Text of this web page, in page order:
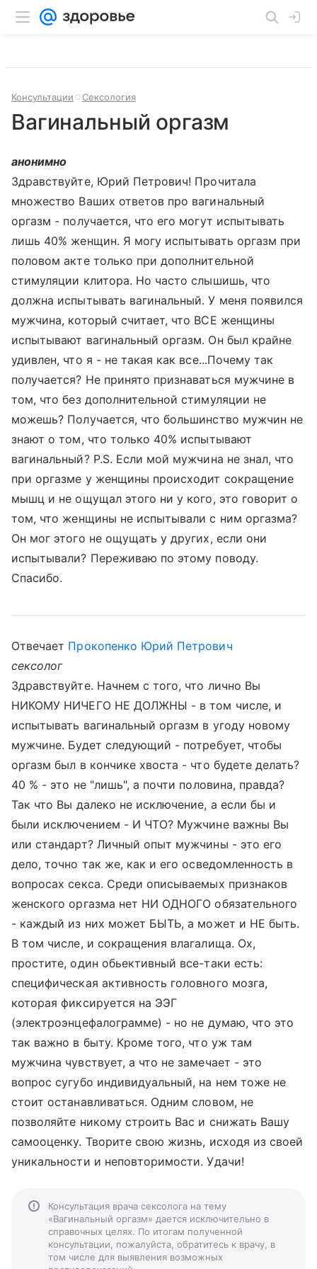
Консультации Сексология
Вагинальный оргазм
анонимно
Здравствуйте, Юрий Петрович! Прочитала
множество Ваших ответов про вагинальный
оргазм - получается, что его могут испытывать
лишь 40% женщин. Я могу испытывать оргазм при
половом акте только при дополнительной
стимуляции клитора. Но часто слышишь, что
должна испытывать вагинальный. У меня появился
мужчина, который считает, что ВСЕ женщины
испытывают вагинальный оргазм. Он был крайне
удивлен, что я - не такая как все...Почему так
получается? Не принято признаваться мужчине в
том, что без дополнительной стимуляции не
можешь? Получается, что большинство мужчин не
знают о том, что только 40% испытывают
вагинальный? P.S. Если мой мужчина не знал, что
при оргазме у женщины происходит сокращение
мышц и не ощущал этого ни у кого, это говорит о
том, что женщины не испытывали с ним оргазма?
Он мог этого не ощущать у других, если они
испытывали? Переживаю по этому поводу.
Спасибо.
Отвечает Прокопенко Юрий Петрович
сексолог
Здравствуйте. Начнем с того, что лично Вы
НИКОМУ НИЧЕГО НЕ ДОЛЖНЫ - в том числе, и
испытывать вагинальный оргазм в угоду новому
мужчине. Будет следующий - потребует, чтобы
оргазм был в кончике хвоста - что будете делать?
40 % - это не "лишь", а почти половина, правда?
Так что Вы далеко не исключение, а если бы и
были исключением - И ЧТО? Мужчине важны Вы
или стандарт? Личный опыт мужчины - это его
дело, точно так же, как и его осведомленность в
вопросах секса. Среди описываемых признаков
женского оргазма нет НИ ОДНОГО обязательного
- каждый из них может БЫТЬ, а может и НЕ быть.
В том числе, и сокращения влагалища. Ох,
простите, один обьективный все-таки есть:
специфическая активность головного мозга,
которая фиксируется на ЭЭГ
(электроэнцефалограмме) - но не думаю, что это
так важно в быту. Кроме того, что уж там
мужчина чувствует, а что не замечает - это
вопрос сугубо индивидуальный, на нем тоже не
стоит останавливаться. Одним словом, не
позволяйте никому строить Вас и снижать Вашу
самооценку. Творите свою жизнь, исходя из своей
уникальности и неповторимости. Удачи!
Консультация врача сексолога на тему
«Вагинальный оргазм» дается исключительно в
справочных целях. По итогам полученной
консультации, пожалуйста, обратитесь к врачу, в
том числе для выявления возможных